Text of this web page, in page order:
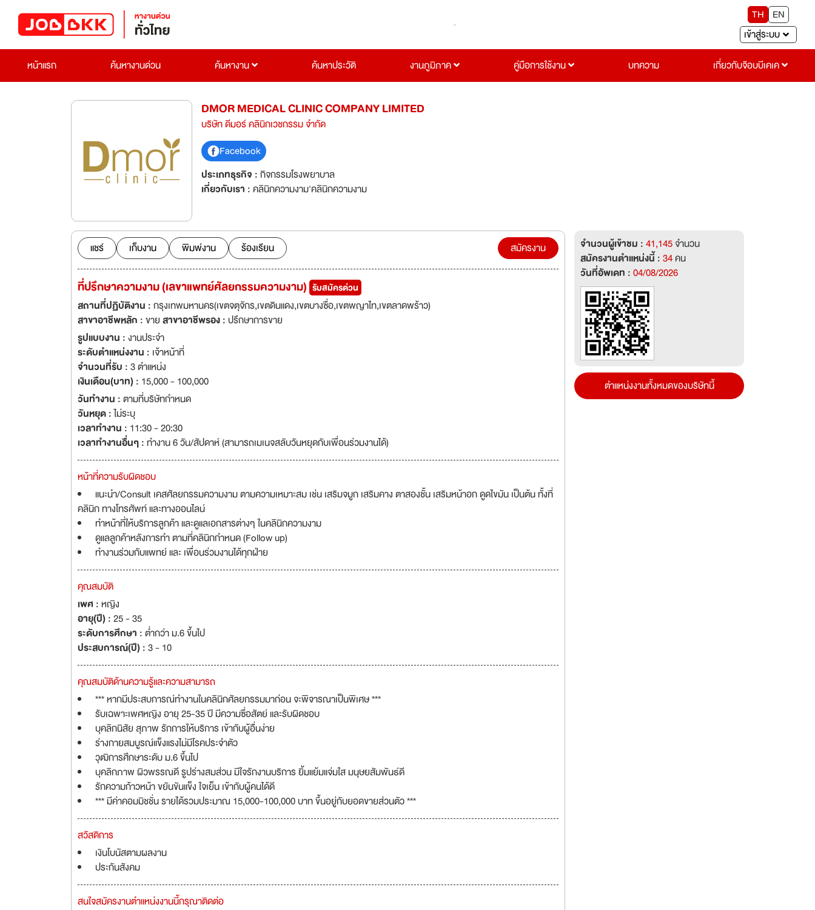
TH
EN
เข้าสู่ระบบ
หน้าแรก
ค้นหางานด่วน ค้นหางาน ค้นหาประวัติ งานภูมิภาค คู่มือการใช้งาน บทความ เกี่ยวกับจ๊อบบีเคเค
DMOR MEDICAL CLINIC COMPANY LIMITED
บริษัท ดีมอร์ คลินิกเวชกรรม จำกัด
Facebook
ประเภทธุรกิจ :กิจกรรมโรงพยาบาล
เกี่ยวกับเรา :คลินิกความงาม'คลินิกความงาม
แชร์ เก็บงาน พิมพ์งาน ร้องเรียน สมัครงาน
ที่ปรึกษาความงาม (เลขาแพทย์ศัลยกรรมความงาม) รับสมัครด่วน
สถานที่ปฏิบัติงาน :กรุงเทพมหานคร(เขตจตุจักร,เขตดินแดง,เขตบางซื่อ,เขตพญาไท,เขตลาดพร้าว)
สาขาอาชีพหลัก :ขายสาขาอาชีพรอง :ปรึกษาการขาย
รูปแบบงาน :งานประจำ
ระดับตำแหน่งงาน : เจ้าหน้าที่
จำนวนที่รับ :3 ตำแหน่ง
เงินเดือน(บาท) : 15,000 - 100,000
วันทำงาน :ตามที่บริษัทกำหนด
วันหยุด :ไม่ระบุ
เวลาทำงาน : 11:30 - 20:30
เวลาทำงานอื่นๆ :ทำงาน 6 วัน/สัปดาห์ (สามารถเมเนจสลับวันหยุดกับเพื่อนร่วมงานได้)
หน้าที่ความรับผิดชอบ
แนะนำ/Consult เคสศัลยกรรมความงาม ตามความเหมาะสม เช่น เสริมจมูก เสริมคาง ตาสองชั้น เสริมหน้าอก ดูดไขมัน เป็นต้น ทั้งที่
คลินิก ทางโทรศัพท์ และทางออนไลน์
ทำหน้าที่ให้บริการลูกค้า และดูแลเอกสารต่างๆ ในคลินิกความงาม
ดูแลลูกค้าหลังการทำ ตามที่คลินิกกำหนด (Follow up)
ทำงานร่วมกับแพทย์ และ เพื่อนร่วมงานได้ทุกฝ่าย
คุณสมบัติ
เพศ :หญิง
อายุ(ปี) :25 - 35
ระดับการศึกษา :ต่ำกว่า ม.6 ขึ้นไป
ประสบการณ์(ปี) :3 - 10
คุณสมบัติด้านความรู้และความสามารถ
*** หากมีประสบการณ์ทำงานในคลินิกศัลยกรรมมาก่อน จะพิจารณาเป็นพิเศษ ***
รับเฉพาะเพศหญิง อายุ 25-35 ปี มีความซื่อสัตย์ และรับผิดชอบ
บุคลิกนิสัย สุภาพ รักการให้บริการ เข้ากับผู้อื่นง่าย
ร่างกายสมบูรณ์แข็งแรงไม่มีโรคประจำตัว
วุฒิการศึกษาระดับ ม.6 ขึ้นไป
บุคลิกภาพ ผิวพรรณดี รูปร่างสมส่วน มีใจรักงานบริการ ยิ้มแย้มแจ่มใส มนุษยสัมพันธ์ดี
รักความก้าวหน้า ขยันขันแข็ง ใจเย็น เข้ากับผู้คนได้ดี
*** มีค่าคอมมิชชั่น รายได้รวมประมาณ 15,000-100,000 บาท ขึ้นอยู่กับยอดขายส่วนตัว ***
สวัสดิการ
เงินโบนัสตามผลงาน
ประกันสังคม
สนใจสมัครงานตำแหน่งงานนี้กรุณาติดต่อ
จำนวนผู้เข้าชม :41,145จำนวน
สมัครงานตำแหน่งนี้ :34คน
วันที่อัพเดท :04/08/2026
ตำแหน่งงานทั้งหมดของบริษัทนี้